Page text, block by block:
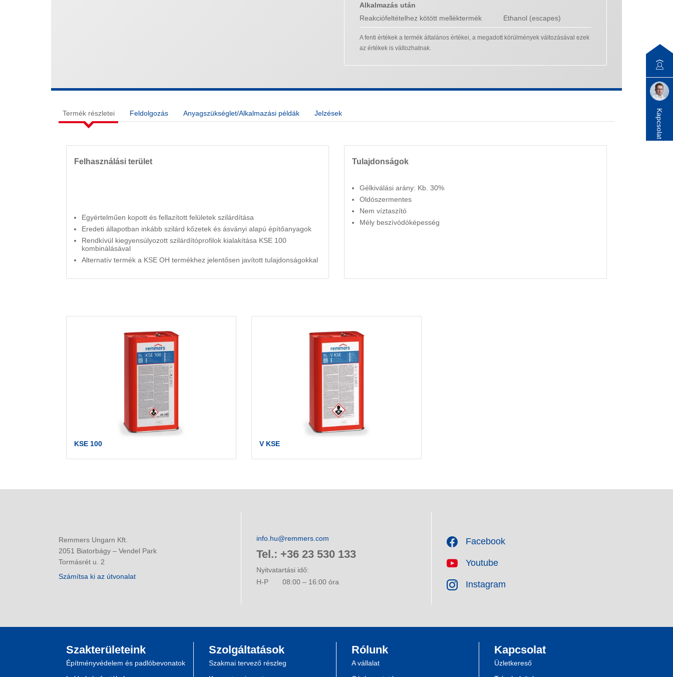
Alkalmazás után
Reakciófeltételhez kötött melléktermék
Ethanol (escapes)
A fenti értékek a termék általános értékei, a megadott körülmények változásával ezek
az értékek is változhatnak.
Termék részletei Feldolgozás Anyagszükséglet/Alkalmazási példák Jelzések
Felhasználási terület
Egyértelműen kopott és fellazított felületek szilárdítása
Eredeti állapotban inkább szilárd kőzetek és ásványi alapú építőanyagok
Rendkívül kiegyensúlyozott szilárdítóprofilok kialakítása KSE 100
kombinálásával
Alternatív termék a KSE OH termékhez jelentősen javított tulajdonságokkal
Tulajdonságok
Gélkiválási arány: Kb. 30%
Oldószermentes
Nem víztaszító
Mély beszívódóképesség
KSE 100 V KSE
Remmers Ungarn Kft.
2051 Biatorbágy – Vendel Park
Tormásrét u. 2
Számítsa ki az útvonalat
info.hu@remmers.com
Tel.: +36 23 530 133
Nyitvatartási idő:
H-P
08:00 – 16:00 óra
Facebook
Youtube
Instagram
Szakterületeink
Építményvédelem és padlóbevonatok
Szolgáltatások
Szakmai tervező részleg
Rólunk
A vállalat
Kapcsolat
Üzletkereső
Kapcsolat